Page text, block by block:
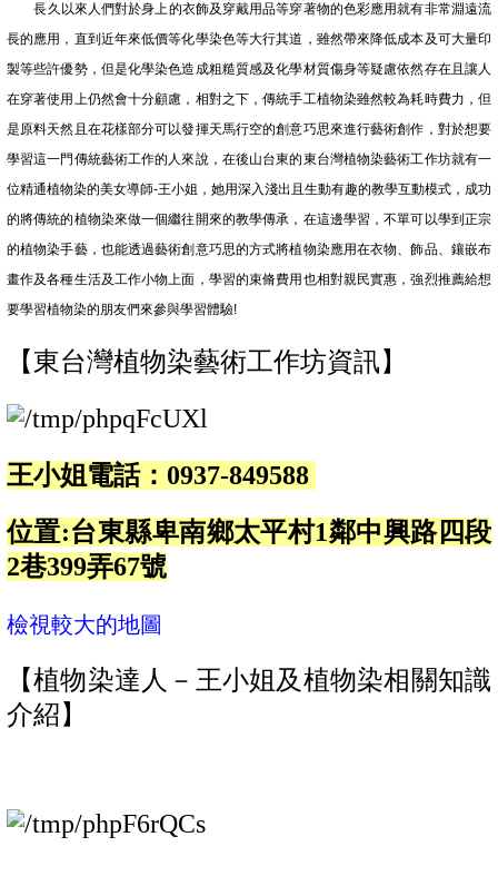
長久以來人們對於身上的衣飾及穿戴用品等穿著物的色彩應用就有非常淵遠流
長的應用，直到近年來低價等化學染色等大行其道，雖然帶來降低成本及可大量印
製等些許優勢，但是化學染色造成粗糙質感及化學材質傷身等疑慮依然存在且讓人
在穿著使用上仍然會十分顧慮，相對之下，傳統手工植物染雖然較為耗時費力，但
是原料天然且在花樣部分可以發揮天馬行空的創意巧思來進行藝術創作，對於想要
學習這一門傳統藝術工作的人來說，在後山台東的東台灣植物染藝術工作坊就有一
位精通植物染的美女導師-王小姐，她用深入淺出且生動有趣的教學互動模式，成功
的將傳統的植物染來做一個繼往開來的教學傳承，在這邊學習，不單可以學到正宗
的植物染手藝，也能透過藝術創意巧思的方式將植物染應用在衣物、飾品、鑲嵌布
畫作及各種生活及工作小物上面，學習的束脩費用也相對親民實惠，強烈推薦給想
要學習植物染的朋友們來參與學習體驗!
【東台灣植物染藝術工作坊資訊】
王小姐電話：0937-849588
位置:台東縣卑南鄉太平村1鄰中興路四段
2巷399弄67號
檢視較大的地圖
【植物染達人－王小姐及植物染相關知識
介紹】